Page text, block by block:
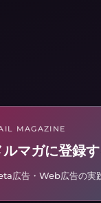
MAGAZINE
ルマガに登録
広告・Web広告の実